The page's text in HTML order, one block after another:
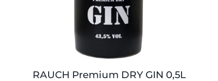
RAUCH Premium DRY GIN 0,5L